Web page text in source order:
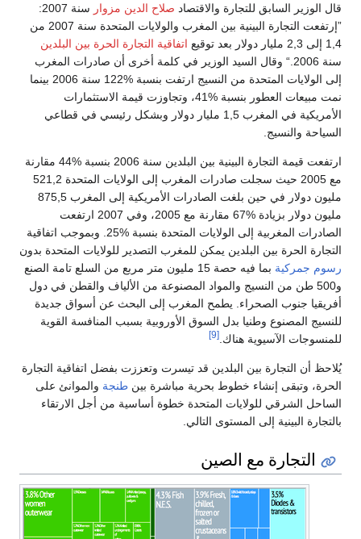
قال الوزير السابق للتجارة والاقتصاد صلاح الدين مزوار
سنة 2007:
”إرتفعت التجارة البينية بين المغرب والولايات المتحدة سنة 2007 من
1,4 إلى 2,3 مليار دولار بعد توقيع
اتفاقية التجارة الحرة بين البلدين
سنة 2006.“ وقال السيد الوزير في كلمة أخرى أن صادرات المغرب
إلى الولايات المتحدة من النسيج ارتفت بنسبة %122 سنة 2006 بينما
نمت مبيعات العطور بنسبة %41، وتجاوزت قيمة الاستثمارات
الأمريكية في المغرب 1,5 مليار دولار وبشكل رئيسي في قطاعي
السياحة والنسيج.
ارتفعت قيمة التجارة البينية بين البلدين سنة 2006 بنسبة %44 مقارنة
مع 2005 حيث سجلت صادرات المغرب إلى الولايات المتحدة 521,2
مليون دولار في حين بلغت الصادرات الأمريكية إلى المغرب 875,5
مليون دولار بزيادة %67 مقارنة مع 2005، وفي 2007 ارتفعت
الصادرات المغربية إلى الولايات المتحدة بنسبة %25. وبموجب اتفاقية
التجارة الحرة بين البلدين يمكن للمغرب التصدير للولايات المتحدة بدون
رسوم جمركية
بما فيه حصة 15 مليون متر مربع من السلع تامة الصنع
و500 طن من النسيج والمواد المصنوعة من الألياف والقطن في دول
أفريقيا جنوب الصحراء. يطمح المغرب إلى البحث عن أسواق جديدة
للنسيج المصنوع وطنيا بدل السوق الأوروبية بسبب المنافسة القوية
للمنسوجات الآسيوية هناك. [9]
يُلاحظ أن التجارة بين البلدين قد تيسرت وتعززت بفضل اتفاقية التجارة
الحرة، وتبقى إنشاء خطوط بحرية مباشرة بين طنجة والموانئ على
الساحل الشرقي للولايات المتحدة خطوة أساسية من أجل الارتقاء
بالتجارة البينية إلى المستوى التالي.
التجارة مع الصين